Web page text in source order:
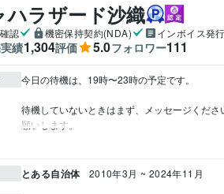
ハラザード沙織
認 機密保持契約(NDA) インボイス発
績1,304評価 5.0フォロワー111
今日の待機は、19時〜23時の予定です。
待機していないときはまず、メッセージくだ
とある自治体 2010年3月 ~ 2024年11月